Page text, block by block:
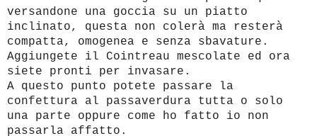
versandone una goccia su un piatto
inclinato, questa non colerà ma resterà
compatta, omogenea e senza sbavature.
Aggiungete il Cointreau mescolate ed ora
siete pronti per invasare.
A questo punto potete passare la
confettura al passaverdura tutta o solo
una parte oppure come ho fatto io non
passarla affatto.